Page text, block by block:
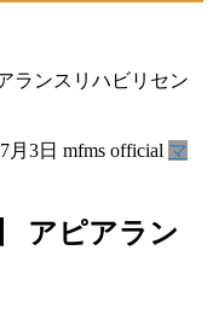
ランスリハビリセン
月3日 mfms official マ
アピアラン